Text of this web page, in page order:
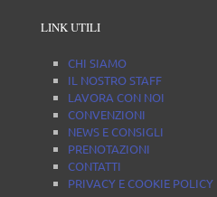
LINK UTILI
CHI SIAMO
IL NOSTRO STAFF
LAVORA CON NOI
CONVENZIONI
NEWS E CONSIGLI
PRENOTAZIONI
CONTATTI
PRIVACY E COOKIE POLICY